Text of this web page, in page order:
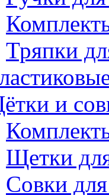
Тряпки
и
Щетки
Совки